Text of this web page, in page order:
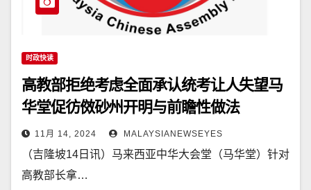
时政快读
高教部拒绝考虑全面承认统考让人失望马
华堂促彷傚砂州开明与前瞻性做法
11月 14, 2024 MALAYSIANEWSEYES
（吉隆坡14日讯）马来西亚中华大会堂（马华堂）针对
高教部长拿…